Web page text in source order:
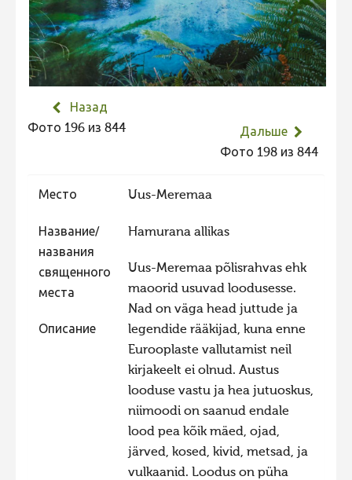
Не учитываются 2023
Видео 2023
Фотоконкурс 2022
Видео 2022
Видео 2020
Фотоконкурс 2019
Фотоконкурс 2018
Фотоконкурс 2016
Фотоконкурс 2015
Фотоконкурс 2013
Фотоконкурс 2012
Назад
Фото 196 из 844
Дальше
Фото 198 из 844
Место Uus-Meremaa
Название/
названия
священного
места
Hamurana allikas
Описание
Uus-Meremaa põlisrahvas ehk
maoorid usuvad loodusesse.
Nad on väga head juttude ja
legendide rääkijad, kuna enne
Eurooplaste vallutamist neil
kirjakeelt ei olnud. Austus
looduse vastu ja hea jutuoskus,
niimoodi on saanud endale
lood pea kõik mäed, ojad,
järved, kosed, kivid, metsad, ja
vulkaanid. Loodus on püha